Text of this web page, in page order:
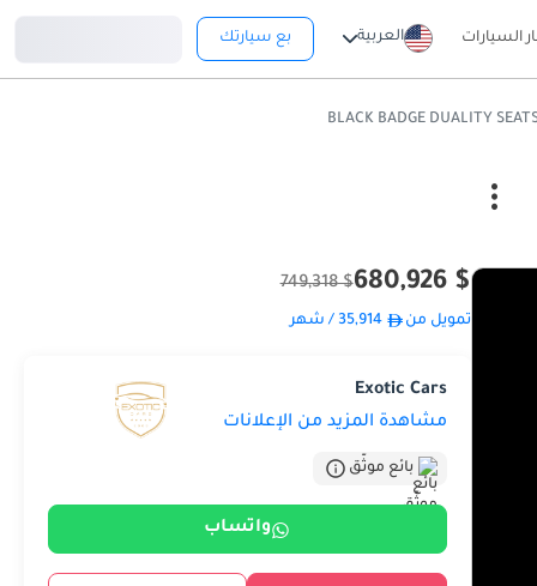
السيارات العربية بع سيارتك
$ 680,926
$ 749,318
تمويل من 35,914 / شهر
Exotic Cars
مشاهدة المزيد من الإعلانات
بائع موثّق
واتساب